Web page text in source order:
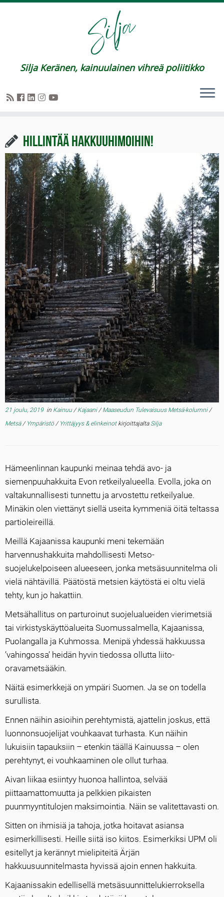
Silja Keränen, kainuulainen vihreä poliitikko
Hillintää hakkuuhimoihin!
21 joulu, 2019in Kainuu /Kajaani/Maaseudun Tulevaisuus Metsä-kolumni/
Metsä/ Ympäristö / Yrittäjyys & elinkeinot kirjoittajalta Silja
Hämeenlinnan kaupunki meinaa tehdä avo- ja
siemenpuuhakkuita Evon retkeilyalueella. Evolla, joka on
valtakunnallisesti tunnettu ja arvostettu retkeilyalue.
Minäkin olen viettänyt siellä useita kymmeniä öitä teltassa
partioleireillä.
Meillä Kajaanissa kaupunki meni tekemään
harvennushakkuita mahdollisesti Metso-
suojelukelpoiseen alueeseen, jonka metsäsuunnitelma oli
vielä nähtävillä. Päätöstä metsien käytöstä ei oltu vielä
tehty, kun jo hakattiin.
Metsähallitus on parturoinut suojelualueiden vierimetsiä
tai virkistyskäyttöalueita Suomussalmella, Kajaanissa,
Puolangalla ja Kuhmossa. Menipä yhdessä hakkuussa
’vahingossa’ heidän hyvin tiedossa ollutta liito-
oravametsääkin.
Näitä esimerkkejä on ympäri Suomen. Ja se on todella
surullista.
Ennen näihin asioihin perehtymistä, ajattelin joskus, että
luonnonsuojelijat vouhkaavat turhasta. Kun näihin
lukuisiin tapauksiin – etenkin täällä Kainuussa – olen
perehtynyt, ei vouhkaaminen ole ollut turhaa.
Aivan liikaa esiintyy huonoa hallintoa, selvää
piittaamattomuutta ja pelkkien pikaisten
puunmyyntitulojen maksimointia. Näin se valitettavasti on.
Sitten on ihmisiä ja tahoja, jotka hoitavat asiansa
esimerkillisesti. Heille siitä iso kiitos. Esimerkiksi UPM oli
esitellyt ja kerännyt mielipiteitä Ärjän
hakkuusuunnitelmasta hyvissä ajoin ennen hakkuita.
Kajaanissakin edellisellä metsäsuunnittelukierroksella